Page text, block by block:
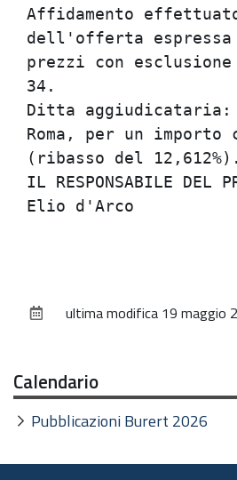
Affidamento
dell'offerta
prezzi con
Ditta
Roma, per un
IL
documentoultima modifica 19 maggio
Calendario
Pubblicazioni Burert 2026